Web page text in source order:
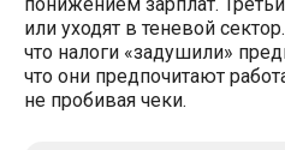
или уходят в теневой
что налоги «задушили»
что они предпочитают
не пробивая чеки.